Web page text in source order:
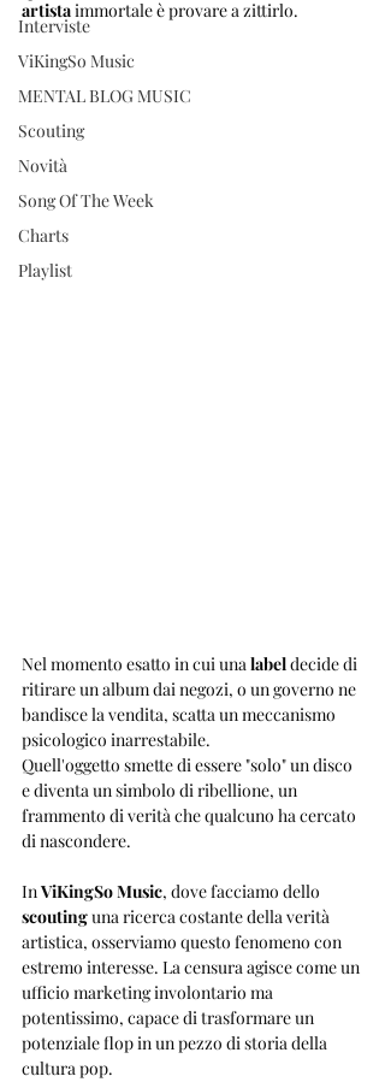
Interviste
ViKingSo Music
MENTAL BLOG MUSIC
Scouting
Novità
Song Of The Week
Charts
Playlist
artista immortale è provare a zittirlo.
Nel momento esatto in cui una label decide di
ritirare un album dai negozi, o un governo ne
bandisce la vendita, scatta un meccanismo
psicologico inarrestabile.
Quell'oggetto smette di essere "solo" un disco
e diventa un simbolo di ribellione, un
frammento di verità che qualcuno ha cercato
di nascondere.
In ViKingSo Music, dove facciamo dello
scouting una ricerca costante della verità
artistica, osserviamo questo fenomeno con
estremo interesse. La censura agisce come un
ufficio marketing involontario ma
potentissimo, capace di trasformare un
potenziale flop in un pezzo di storia della
cultura pop.